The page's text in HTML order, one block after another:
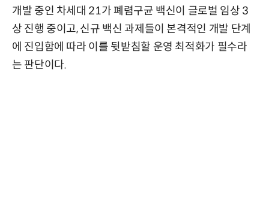
개발 중인 차세대 21가 폐렴구균 백신이 글로벌 임상 3
상 진행 중이고, 신규 백신 과제들이 본격적인 개발 단계
에 진입함에 따라 이를 뒷받침할 운영 최적화가 필수라
는 판단이다.